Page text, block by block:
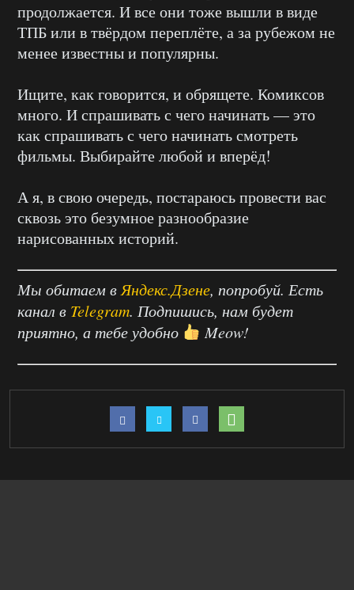
продолжается. И все они тоже вышли в виде
ТПБ или в твёрдом переплёте, а за рубежом не
менее известны и популярны.
Ищите, как говорится, и обрящете. Комиксов
много. И спрашивать с чего начинать — это
как спрашивать с чего начинать смотреть
фильмы. Выбирайте любой и вперёд!
А я, в свою очередь, постараюсь провести вас
сквозь это безумное разнообразие
нарисованных историй.
Мы обитаем в Яндекс.Дзене, попробуй. Есть
канал в Telegram. Подпишись, нам будет
приятно, а тебе удобно
Meow!